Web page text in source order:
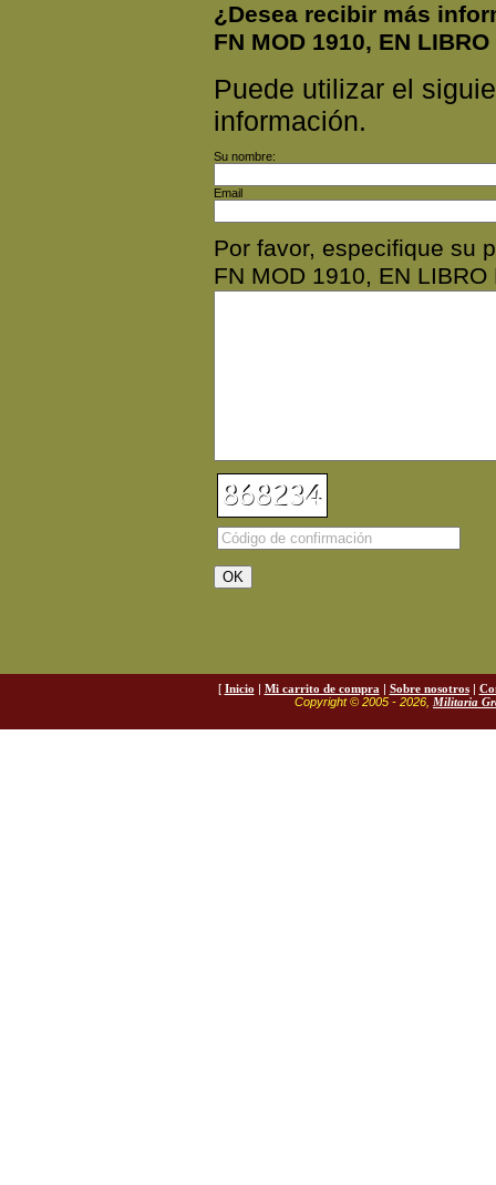
¿Desea recibir más
FN MOD 1910, EN
Puede utilizar el
información.
Su nombre:
Email
Por favor, especifique su
FN MOD 1910, EN LIBRO
[ Inicio | Mi carrito de compra | Sobre nosotros|
Copyright © 2005 - 2026, Militaria